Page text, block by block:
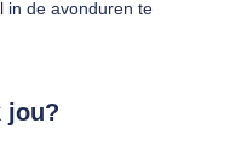
in de avonduren te
jou?